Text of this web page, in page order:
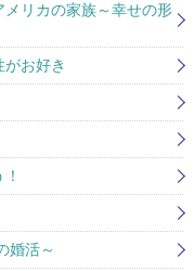
リカの家族～幸せの形
お好き
婚活～